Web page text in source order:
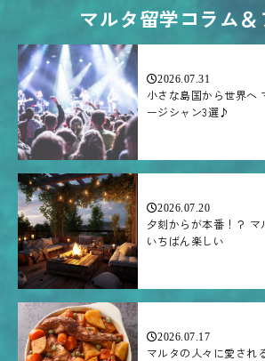
マルタ留学コラム
2026.07.31
小さな島国から世界へ
ージシャン3選♪
2026.07.20
夕刻からが本番！？
いちばん楽しい
2026.07.17
マルタの人々に愛され